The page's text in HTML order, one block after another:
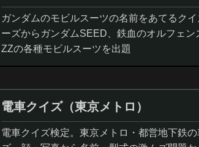
ガンダムのモビルスーツの名前をあてるク
ーズからガンダムSEED、鉄血のオルフェン
ZZの各種モビルスーツを出題
電車クイズ（東京メトロ）
電車クイズ検定。東京メトロ・都営地下鉄